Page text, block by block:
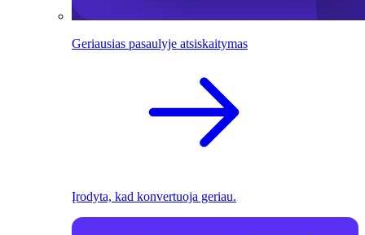
Geriausias pasaulyje atsiskaitymas
Įrodyta, kad konvertuoja geriau.